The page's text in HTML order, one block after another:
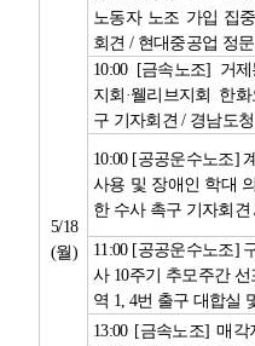
5/18
(월)
노동자 노조 가입 집
회견 / 현대중공업 정
10:00 [금속노조] 거
지회 ·웰리브지회 한
구 기자회견/ 경남도
10:00 [공공운수노조]
사용 및 장애인 학대
한 수사 촉구 기자회견
11:00 [공공운수노조]
사 10주기 추모주간
역 1, 4번 출구 대합실
13:00 [금속노조]매각